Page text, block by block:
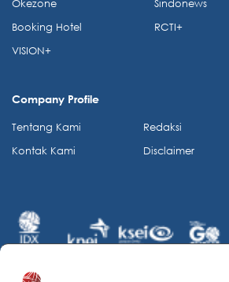
Okezone
Booking Hotel
VISION+
Sindonews
RCTI+
Company Profile
Tentang Kami
Kontak Kami
Redaksi
Disclaimer